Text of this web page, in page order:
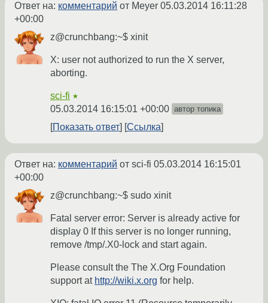
Ответ на: комментарий от Meyer 05.03.2014 16:11:28
+00:00
z@crunchbang:~$ xinit
X: user not authorized to run the X server,
aborting.
sci-fi ★
05.03.2014 16:15:01 +00:00 автор топика
Показать ответ Ссылка
Ответ на: комментарий от sci-fi 05.03.2014 16:15:01
+00:00
z@crunchbang:~$ sudo xinit
Fatal server error: Server is already active for
display 0 If this server is no longer running,
remove /tmp/.X0-lock and start again.
Please consult the The X.Org Foundation
support at http://wiki.x.org for help.